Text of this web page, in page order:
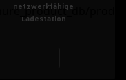
netzwerkfähige
Ladestation